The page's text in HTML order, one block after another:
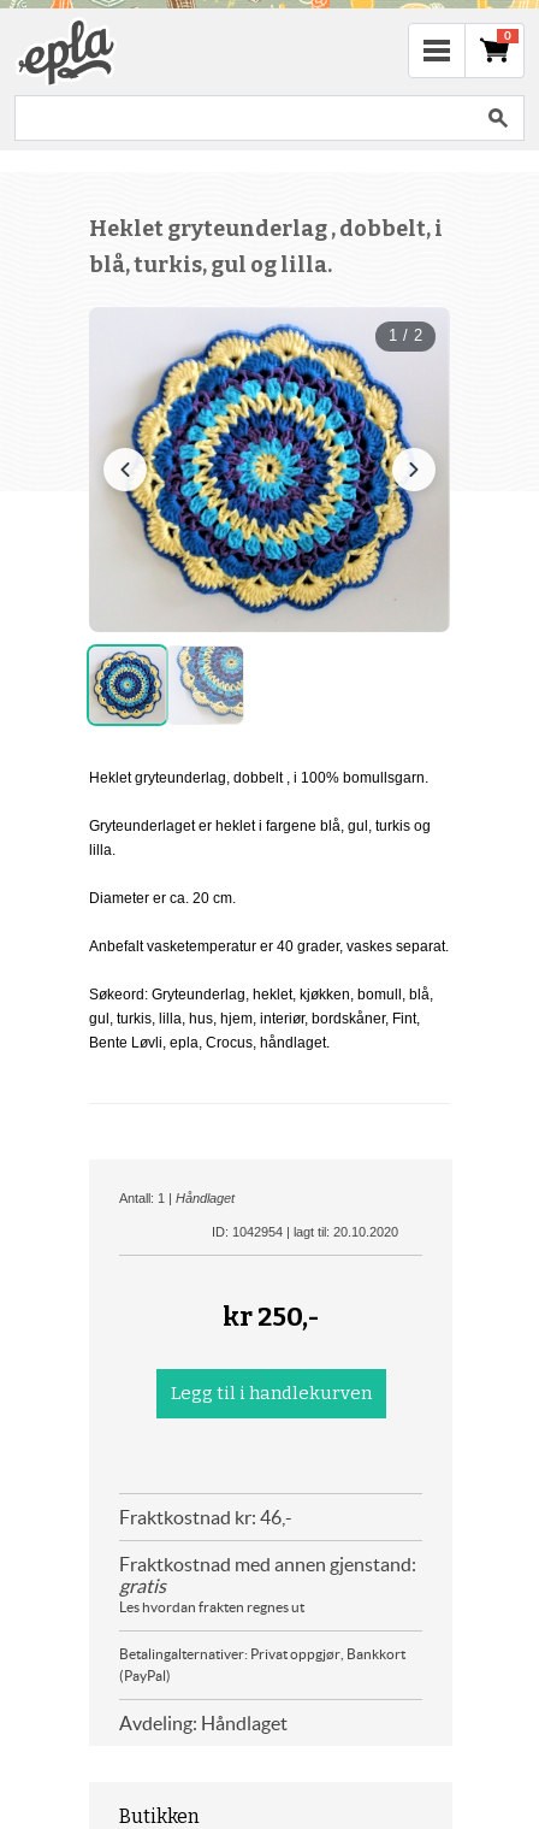
0
Heklet gryteunderlag , dobbelt, i
blå, turkis, gul og lilla.
1 / 2
Heklet gryteunderlag, dobbelt , i 100% bomullsgarn.
Gryteunderlaget er heklet i fargene blå, gul, turkis og
lilla.
Diameter er ca. 20 cm.
Anbefalt vasketemperatur er 40 grader, vaskes separat.
Søkeord: Gryteunderlag, heklet, kjøkken, bomull, blå,
gul, turkis, lilla, hus, hjem, interiør, bordskåner, Fint,
Bente Løvli, epla, Crocus, håndlaget.
Antall: 1 | Håndlaget
ID: 1042954 | lagt til: 20.10.2020
kr250,-
Fraktkostnad kr: 46,-
Fraktkostnad med annen gjenstand:
gratis
Les hvordan frakten regnes ut
Betalingalternativer: Privat oppgjør, Bankkort
(PayPal)
Avdeling: Håndlaget
Butikken